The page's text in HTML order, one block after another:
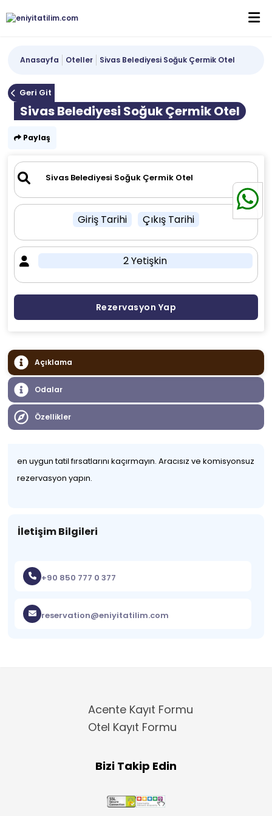
Anasayfa Oteller Sivas Belediyesi Soğuk Çermik Otel
Geri Git
Sivas Belediyesi Soğuk Çermik Otel
Paylaş
Giriş Tarihi Çıkış Tarihi
2 Yetişkin
Rezervasyon Yap
Açıklama
Odalar
Özellikler
en uygun tatil fırsatlarını kaçırmayın. Aracısız ve komisyonsuz
rezervasyon yapın.
İletişim Bilgileri
+90 850 777 0 377
reservation@eniyitatilim.com
Acente Kayıt Formu
Otel Kayıt Formu
Bizi Takip Edin